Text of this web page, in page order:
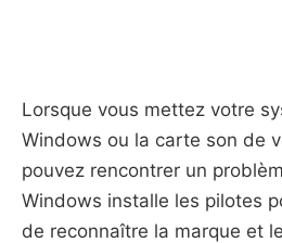
Lorsque vous mettez votre
Windows ou la carte son de
pouvez rencontrer un
Windows installe les pilotes
de reconnaître la marque et